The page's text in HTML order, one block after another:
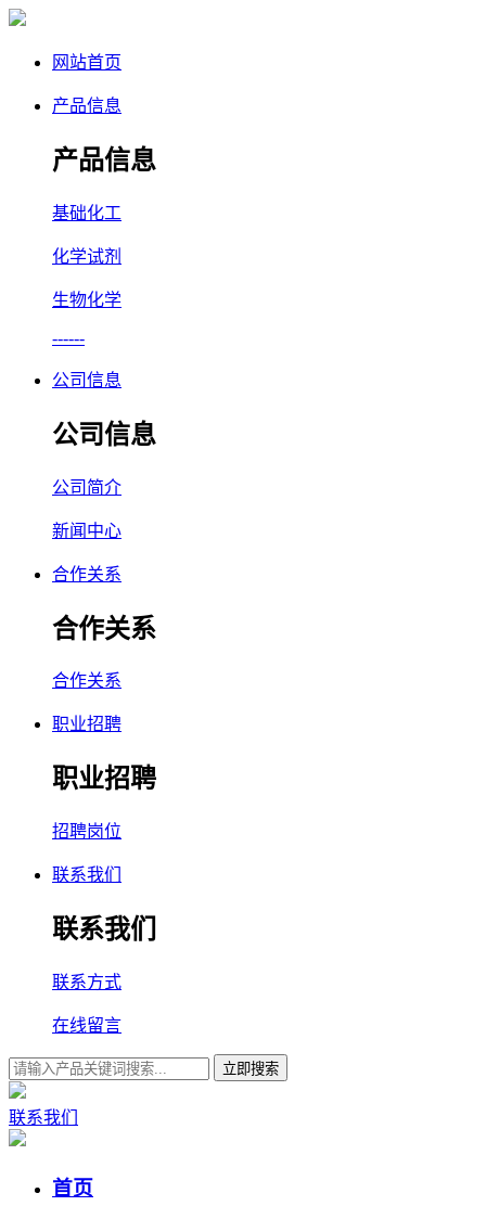
网站首页
产品信息
产品信息
基础化工
化学试剂
生物化学
------
公司信息
公司信息
公司简介
新闻中心
合作关系
合作关系
合作关系
职业招聘
职业招聘
招聘岗位
联系我们
联系我们
联系方式
在线留言
立即搜索
联系我们
首页